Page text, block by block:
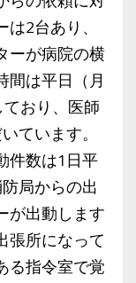
2台あり、
ーが病院の横
間は平日（月
おり、医師
ています。
件数は1日平
局からの出
が出動します
張所になって
る指令室で覚